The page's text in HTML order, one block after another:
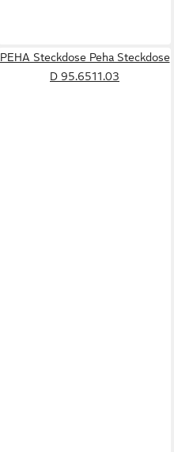
PEHA Steckdose Peha Steckdose
D 95.6511.03